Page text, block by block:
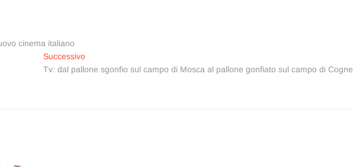
cinema italiano
SuccessivoArticolo
successivo:
Tv: dal pallone sgonfio sul campo di Mosca al pallone gonfiato sul campo di Cogne